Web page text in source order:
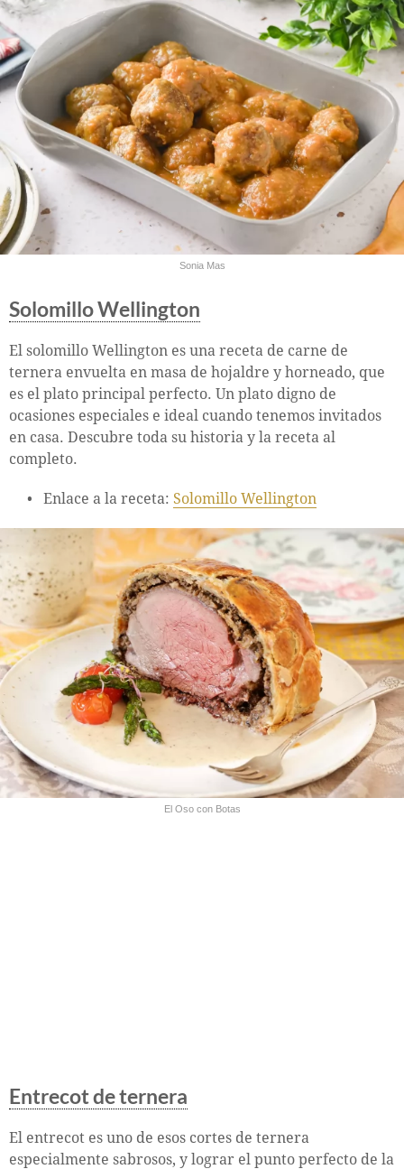
Sonia Mas
Solomillo Wellington
El solomillo Wellington es una receta de carne de
ternera envuelta en masa de hojaldre y horneado, que
es el plato principal perfecto. Un plato digno de
ocasiones especiales e ideal cuando tenemos invitados
en casa. Descubre toda su historia y la receta al
completo.
Enlace a la receta: Solomillo Wellington
El Oso con Botas
Entrecot de ternera
El entrecot es uno de esos cortes de ternera
especialmente sabrosos, y lograr el punto perfecto de la